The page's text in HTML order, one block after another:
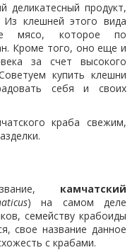
деликатесный продукт,
клешней этого вида
мясо, которое по
Кроме того, оно еще и
за счет высокого
купить клешни
себя и своих
краба свежим,
камчатский
) на самом деле
семейству крабоиды
свое название данное
с крабами.